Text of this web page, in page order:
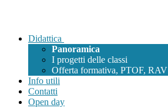
Didattica
Panoramica
I progetti delle classi
Offerta formativa, PTOF, RAV
Info utili
Contatti
Open day